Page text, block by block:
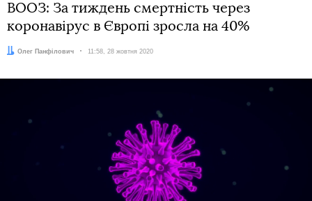
ВООЗ: За тиждень смертність через
коронавірус в Європі зросла на 40%
Автор:
Олег Панфілович Дата:
11:58, 28 жовтня 2020